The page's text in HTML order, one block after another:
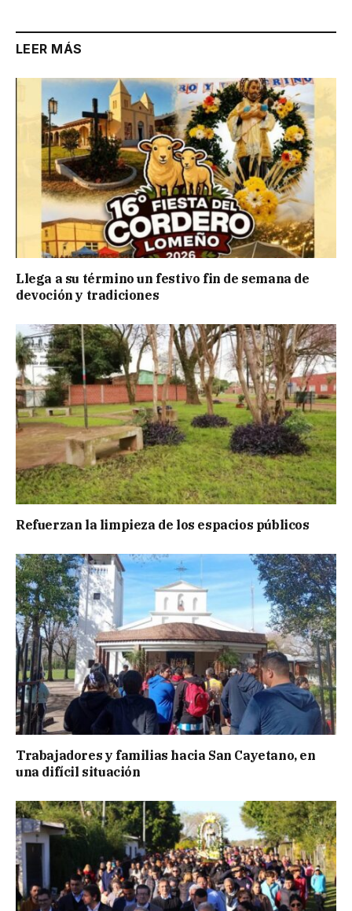
LEER MÁS
Llega a su término un festivo fin de semana de
devoción y tradiciones
Refuerzan la limpieza de los espacios públicos
Trabajadores y familias hacia San Cayetano, en
una difícil situación